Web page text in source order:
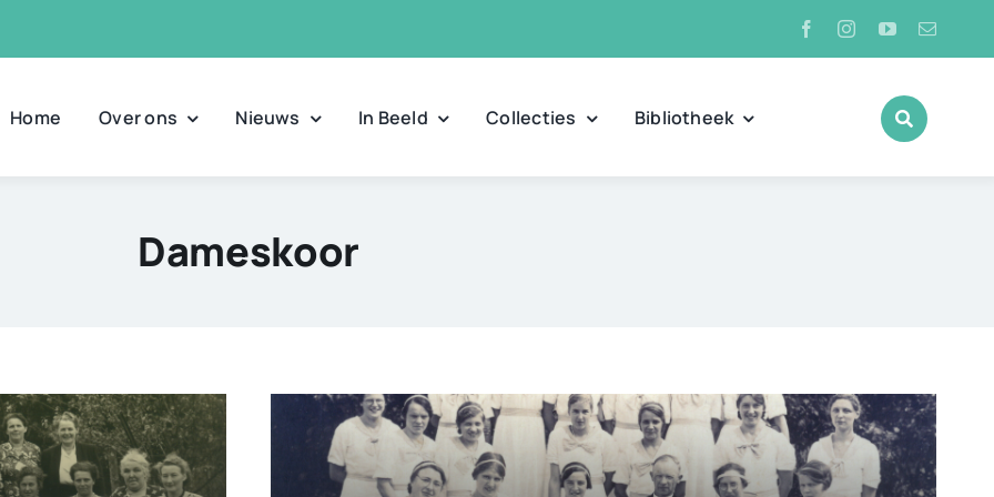
Home Over ons Nieuws In Beeld Collecties Bibliotheek
Dameskoor